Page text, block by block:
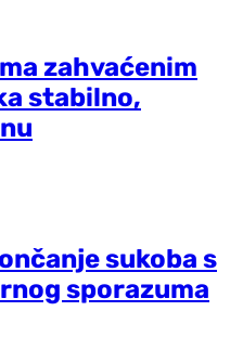
zahvaćenim
stabilno,
sukoba s
sporazuma